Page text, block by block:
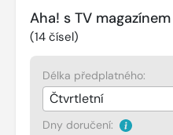
Aha! s TV magazínem
(14 čísel)
Délka předplatného:
Dny doručení: